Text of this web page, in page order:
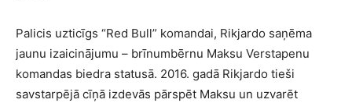
Palicis uzticīgs “Red Bull” komandai, Rikjardo saņēma
jaunu izaicinājumu – brīnumbērnu Maksu Verstapenu
komandas biedra statusā. 2016. gadā Rikjardo tieši
savstarpējā cīņā izdevās pārspēt Maksu un uzvarēt